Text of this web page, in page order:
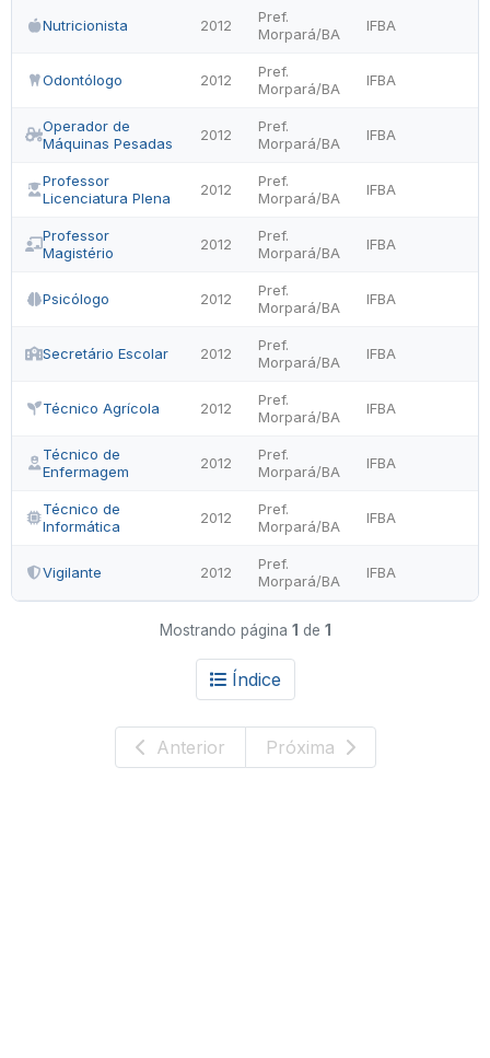
Nutricionista 2012
Pref.
Morpará/BA
IFBA
Odontólogo 2012
Pref.
Morpará/BA
IFBA
Operador de
Máquinas Pesadas
2012
Pref.
Morpará/BA
IFBA
Professor
Licenciatura Plena
2012
Pref.
Morpará/BA
IFBA
Professor
Magistério
2012
Pref.
Morpará/BA
IFBA
Psicólogo 2012
Pref.
Morpará/BA
IFBA
Secretário Escolar 2012
Pref.
Morpará/BA
IFBA
Técnico Agrícola 2012
Pref.
Morpará/BA
IFBA
Técnico de
Enfermagem
2012
Pref.
Morpará/BA
IFBA
Técnico de
Informática
2012
Pref.
Morpará/BA
IFBA
Vigilante 2012
Pref.
Morpará/BA
IFBA
Mostrando página 1 de 1
Índice
Anterior Próxima